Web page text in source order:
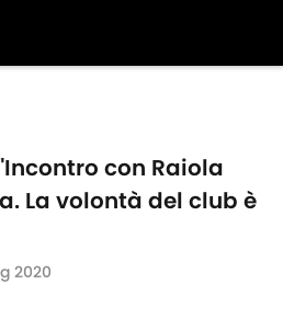
con Raiola
La volontà del club è
2020